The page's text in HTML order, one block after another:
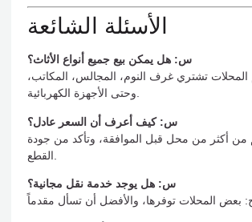
الأسئلة الشائعة
س: هل يمكن بيع جميع أنواع الأثاث؟
تشتري غرف النوم، المجالس، المكاتب،
وحتى الأجهزة الكهربائية.
س: كيف أعرف أن السعر عادل؟
من أكثر من محل قبل الموافقة، وتأكد من جودة
س: هل يوجد خدمة نقل مجانية؟